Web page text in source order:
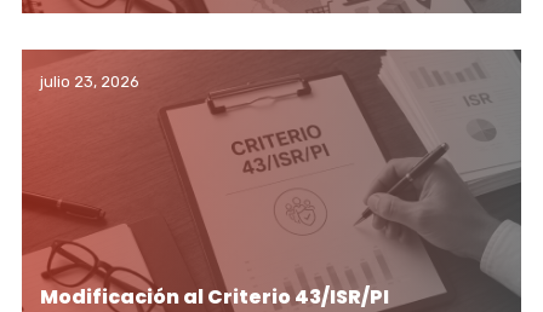
julio 23, 2026
Modificación al Criterio 43/ISR/PI